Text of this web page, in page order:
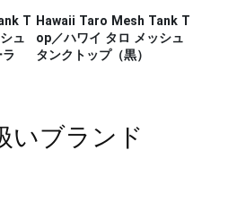
T
ュ
Hawaii Taro Mesh Tank T
op／ハワイ タロ メッシュ
タンクトップ（黒）
いブランド